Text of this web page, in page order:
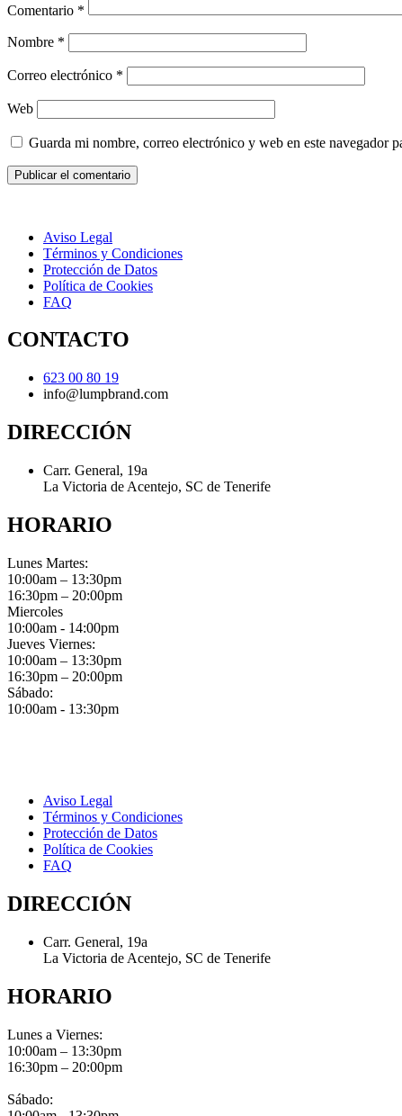
Comentario *
Nombre *
Correo electrónico *
Web
Guarda mi nombre, correo electrónico y web en este navegador
Aviso Legal
Términos y Condiciones
Protección de Datos
Política de Cookies
FAQ
CONTACTO
623 00 80 19
info@lumpbrand.com
DIRECCIÓN
Carr. General, 19a
La Victoria de Acentejo, SC de Tenerife
HORARIO
Lunes Martes:
10:00am – 13:30pm
16:30pm – 20:00pm
Miercoles
10:00am - 14:00pm
Jueves Viernes:
10:00am – 13:30pm
16:30pm – 20:00pm
Sábado:
10:00am - 13:30pm
Aviso Legal
Términos y Condiciones
Protección de Datos
Política de Cookies
FAQ
DIRECCIÓN
Carr. General, 19a
La Victoria de Acentejo, SC de Tenerife
HORARIO
Lunes a Viernes:
10:00am – 13:30pm
16:30pm – 20:00pm
Sábado: